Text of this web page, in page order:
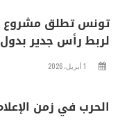
تونس تطلق مشروع
لربط رأس جدير
1 أبريل، 2026
الحرب في زمن